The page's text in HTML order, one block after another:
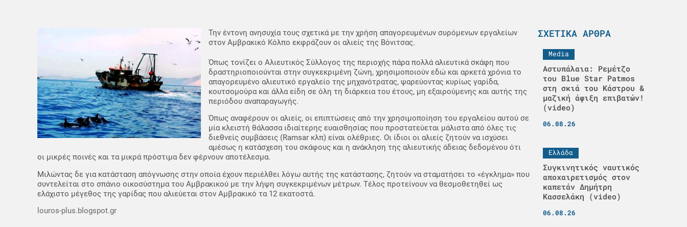
Την έντονη ανησυχία τους σχετικά με την χρήση απαγορευμένων συρόμενων εργαλείων
στον Αμβρακικό Κόλπο εκφράζουν οι αλιείς της Βόνιτσας.
Όπως τονίζει ο Αλιευτικός Σύλλογος της περιοχής πάρα πολλά αλιευτικά σκάφη που
δραστηριοποιούνται στην συγκεκριμένη ζώνη, χρησιμοποιούν εδώ και αρκετά χρόνια το
απαγορευμένο αλιευτικό εργαλείο της μηχανότρατας, ψαρεύοντας κυρίως γαρίδα,
κουτσομούρα και άλλα είδη σε όλη τη διάρκεια του έτους, μη εξαιρούμενης και αυτής της
περιόδου αναπαραγωγής.
Όπως αναφέρουν οι αλιείς, οι επιπτώσεις από την χρησιμοποίηση του εργαλείου αυτού σε
μία κλειστή θάλασσα ιδιαίτερης ευαισθησίας που προστατεύεται μάλιστα από όλες τις
διεθνείς συμβάσεις (Ramsar κλπ) είναι ολέθριες. Οι ίδιοι οι αλιείς ζητούν να ισχύσει
αμέσως η κατάσχεση του σκάφους και η ανάκληση της αλιευτικής άδειας δεδομένου ότι
οι μικρές ποινές και τα μικρά πρόστιμα δεν φέρνουν αποτέλεσμα.
Μιλώντας δε για κατάσταση απόγνωσης στην οποία έχουν περιέλθει λόγω αυτής της κατάστασης, ζητούν να σταματήσει το «έγκλημα» που
συντελείται στο σπάνιο οικοσύστημα του Αμβρακικού με την λήψη συγκεκριμένων μέτρων. Τέλος προτείνουν να θεσμοθετηθεί ως
ελάχιστο μέγεθος της γαρίδας που αλιεύεται στον Αμβρακικό τα 12 εκατοστά.
louros-plus.blogspot.gr
ΣΧΕΤΙΚΆ ΆΡΘΡΑ
Media
Αστυπάλαια: Ρεμέτζο
του Blue Star Patmos
στη σκιά του Κάστρου &
μαζική άφιξη επιβατών!
(video)
06.08.26
Ελλάδα
Συγκινητικός ναυτικός
αποχαιρετισμός στον
καπετάν Δημήτρη
Κασσελάκη (video)
06.08.26